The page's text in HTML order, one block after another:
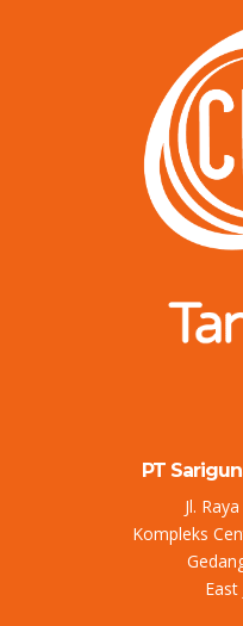
PT
Jl.
Kompleks
East